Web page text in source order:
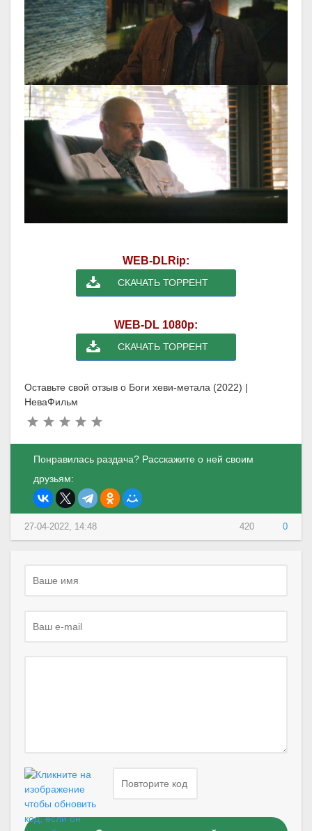
WEB-DLRip:
СКАЧАТЬ ТОРРЕНТ
WEB-DL 1080p:
СКАЧАТЬ ТОРРЕНТ
Оставьте свой отзыв о Боги хеви-метала (2022) |
НеваФильм
Понравилась раздача? Расскажите о ней своим
друзьям:
420 0
27-04-2022, 14:48